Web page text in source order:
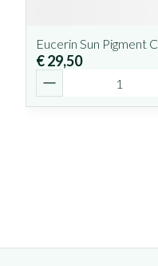
Eucerin Sun Pigment
€ 29,50